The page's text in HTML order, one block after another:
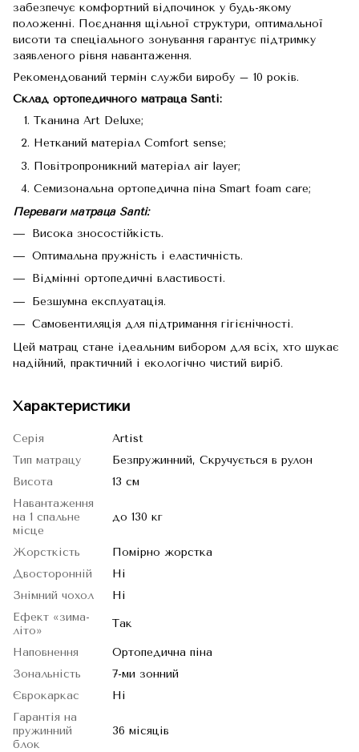
забезпечує комфортний відпочинок у будь-якому
положенні. Поєднання щільної структури, оптимальної
висоти та спеціального зонування гарантує підтримку
заявленого рівня навантаження.
Рекомендований термін служби виробу – 10 років.
Склад ортопедичного матраца Santi:
Тканина Art Deluxe;
Нетканий матеріал Comfort sense;
Повітропроникний матеріал air layer;
Семизональна ортопедична піна Smart foam care;
Переваги матраца Santi:
Висока зносостійкість.
Оптимальна пружність і еластичність.
Відмінні ортопедичні властивості.
Безшумна експлуатація.
Самовентиляція для підтримання гігієнічності.
Цей матрац стане ідеальним вибором для всіх, хто шукає
надійний, практичний і екологічно чистий виріб.
Характеристики
Серія
Artist
Тип матрацу
Безпружинний, Скручується в рулон
Висота
13 см
Навантаження
на 1 спальне
місце
до 130 кг
Жорсткість
Помірно жорстка
Двосторонній
Ні
Знімний чохол
Ні
Ефект «зима-
літо»
Так
Наповнення
Ортопедична піна
Зональність
7-ми зонний
Єврокаркас
Ні
Гарантія на
пружинний
блок
36 місяців